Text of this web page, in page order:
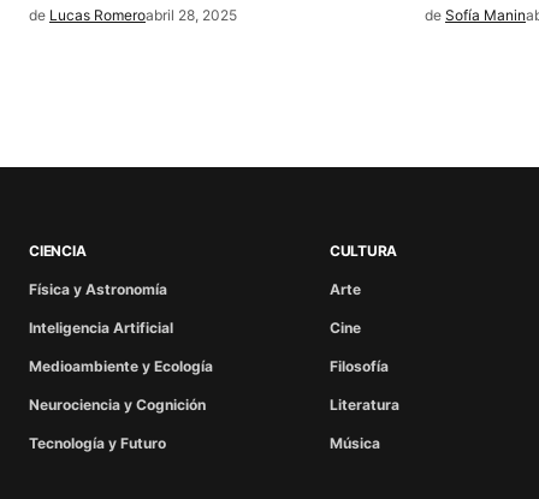
de Lucas Romeroabril 28, 2025 de Sofía Manin
CIENCIA
Física y Astronomía
Inteligencia Artificial
Medioambiente y Ecología
Neurociencia y Cognición
Tecnología y Futuro
CULTURA
Arte
Cine
Filosofía
Literatura
Música